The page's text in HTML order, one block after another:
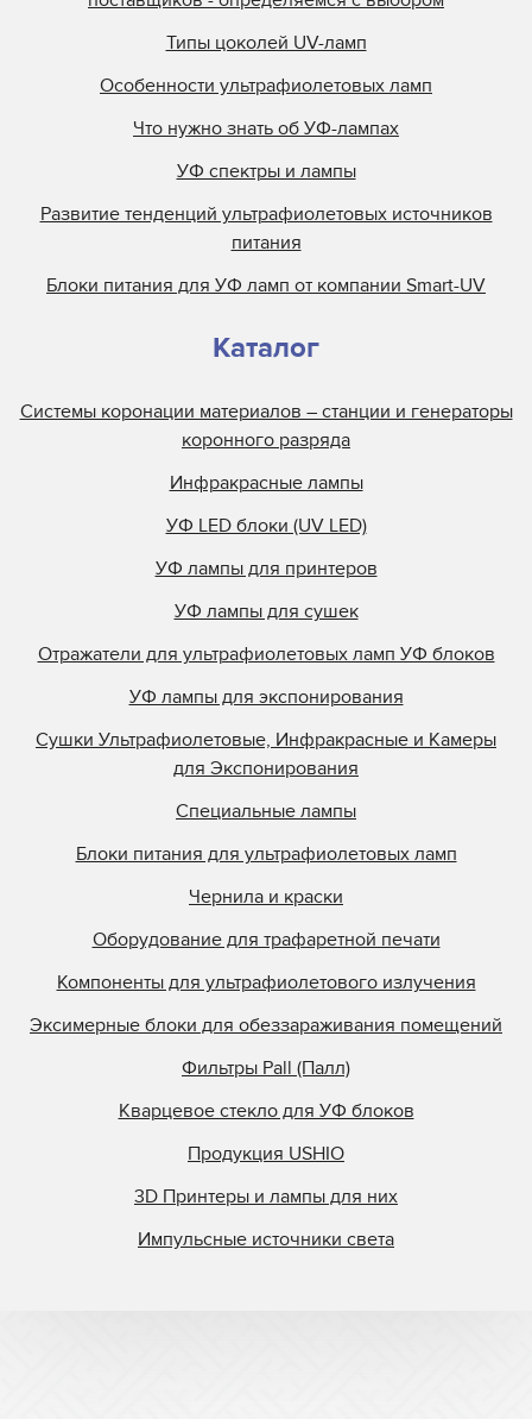
Типы цоколей UV-ламп
Особенности ультрафиолетовых ламп
Что нужно знать об УФ-лампах
УФ спектры и лампы
Развитие тенденций ультрафиолетовых источников
питания
Блоки питания для УФ ламп от компании Smart-UV
Каталог
Системы коронации материалов – станции и генераторы
коронного разряда
Инфракрасные лампы
УФ LED блоки (UV LED)
УФ лампы для принтеров
УФ лампы для сушек
Отражатели для ультрафиолетовых ламп УФ блоков
УФ лампы для экспонирования
Сушки Ультрафиолетовые, Инфракрасные и Камеры
для Экспонирования
Специальные лампы
Блоки питания для ультрафиолетовых ламп
Чернила и краски
Оборудование для трафаретной печати
Компоненты для ультрафиолетового излучения
Эксимерные блоки для обеззараживания помещений
Фильтры Pall (Палл)
Кварцевое стекло для УФ блоков
Продукция USHIO
3D Принтеры и лампы для них
Импульсные источники света